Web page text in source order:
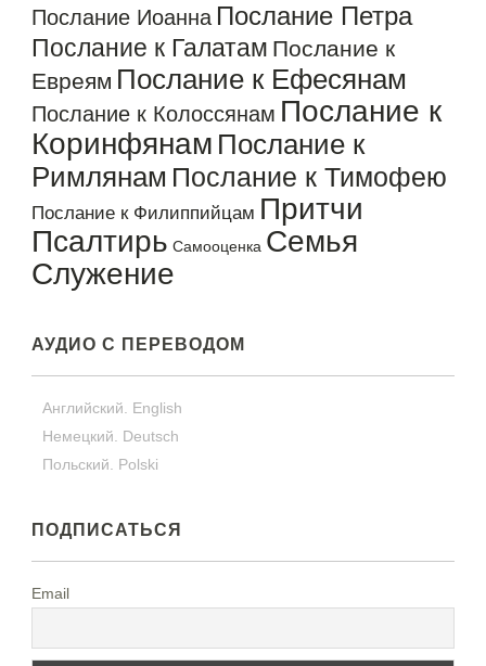
Послание Иоанна Послание Петра
Послание к Галатам Послание к
Евреям Послание к Ефесянам
Послание к Колоссянам Послание к
Коринфянам Послание к
Римлянам Послание к Тимофею
Послание к Филиппийцам Притчи
Псалтирь Самооценка Семья
Служение
АУДИО С ПЕРЕВОДОМ
Английский. English
Немецкий. Deutsch
Польский. Polski
ПОДПИСАТЬСЯ
Email